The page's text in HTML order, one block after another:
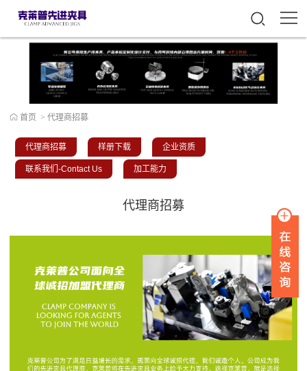
首页 > 代理商招募
代理商招募 样册下载 企业资质
联系我们-Contact Us 加工能力
代理商招募